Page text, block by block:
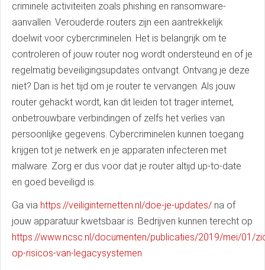
criminele activiteiten zoals phishing en ransomware-
aanvallen. Verouderde routers zijn een aantrekkelijk
doelwit voor cybercriminelen. Het is belangrijk om te
controleren of jouw router nog wordt ondersteund en of je
regelmatig beveiligingsupdates ontvangt. Ontvang je deze
niet? Dan is het tijd om je router te vervangen. Als jouw
router gehackt wordt, kan dit leiden tot trager internet,
onbetrouwbare verbindingen of zelfs het verlies van
persoonlijke gegevens. Cybercriminelen kunnen toegang
krijgen tot je netwerk en je apparaten infecteren met
malware. Zorg er dus voor dat je router altijd up-to-date
en goed beveiligd is.
Ga via https://veiliginternetten.nl/doe-je-updates/ na of
jouw apparatuur kwetsbaar is. Bedrijven kunnen terecht op
https://www.ncsc.nl/documenten/publicaties/2019/mei/01/
op-risicos-van-legacysystemen